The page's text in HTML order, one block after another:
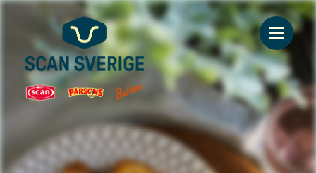
Go to main content